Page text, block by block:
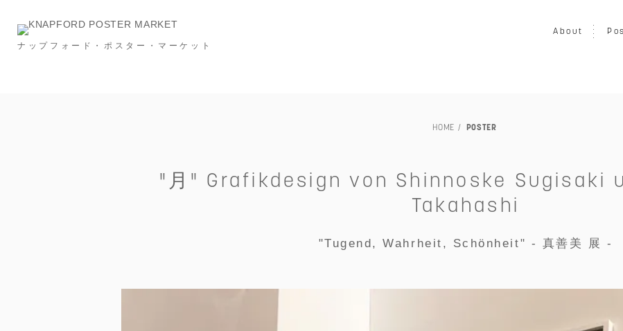
ナップフォード・ポスター・マーケット
About
フード＆ドリンク
インビテーション STILLEBEN & MOEBE 未額装
～￥50,000 ～￥80,000 ～￥100,000 ～￥150,000
Size
横長サイズ
HOME POSTER
"月" Grafikdesign von Shinnoske Sugisaki
Takahashi
"Tugend, Wahrheit, Schönheit" - 真善美 展 -